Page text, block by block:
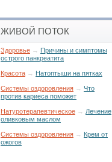
ЖИВОЙ ПОТОК
Здоровье → Причины и симптомы
острого панкреатита
Красота → Натоптыши на пятках
Системы оздоровления → Что
против кариеса поможет
Натуротерапевтическое → Лечение
оливковым маслом
Системы оздоровления → Крем от
ожогов